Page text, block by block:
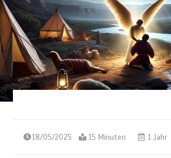
18/05/2025 15 Minuten 1 Jahr